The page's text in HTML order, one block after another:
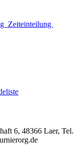
Zeiteinteilung
6, 48366 Laer, Tel.